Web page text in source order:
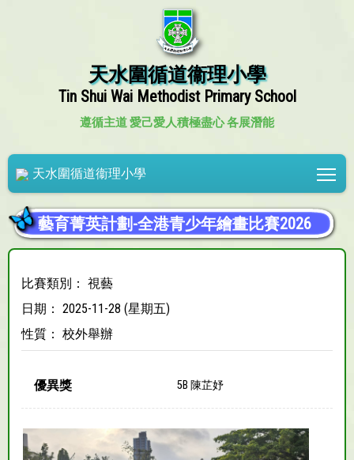
天水圍循道衞理小學
Tin Shui Wai Methodist Primary School
遵循主道 愛己愛人積極盡心 各展潛能
天水圍循道衞理小學
藝育菁英計劃-全港青少年繪畫比賽2026
比賽類別： 視藝
日期： 2025-11-28 (星期五)
性質： 校外舉辦
優異獎 5B 陳芷妤